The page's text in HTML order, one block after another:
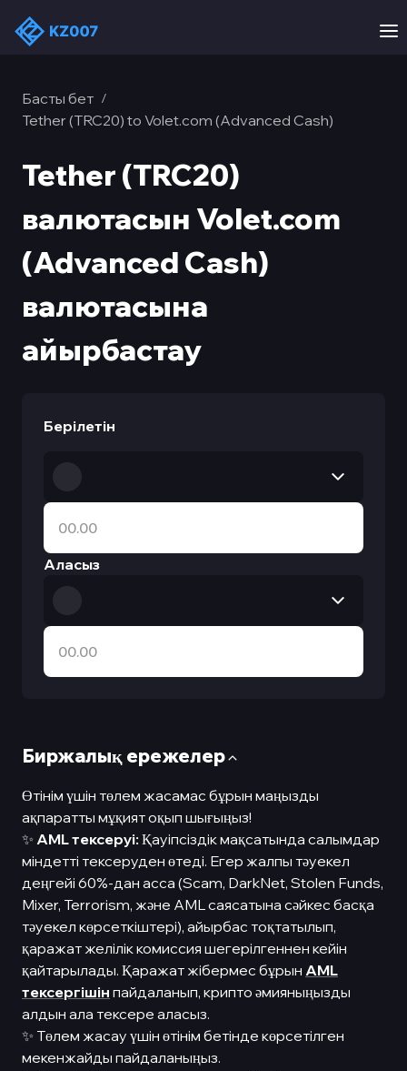
Басты бет /
Tether (TRC20) to Volet.com (Advanced Cash)
Tether (TRC20)
валютасын Volet.com
(Advanced Cash)
валютасына
айырбастау
Биржалық ережелер
Өтінім үшін төлем жасамас бұрын маңызды
ақпаратты мұқият оқып шығыңыз!
✨ AML тексеруі: Қауіпсіздік мақсатында салымдар
міндетті тексеруден өтеді. Егер жалпы тәуекел
деңгейі 60%-дан асса (Scam, DarkNet, Stolen Funds,
Mixer, Terrorism, және AML саясатына сәйкес басқа
тәуекел көрсеткіштері), айырбас тоқтатылып,
қаражат желілік комиссия шегерілгеннен кейін
қайтарылады. Қаражат жібермес бұрын AML
тексергішін пайдаланып, крипто әмияныңызды
алдын ала тексере аласыз.
✨ Төлем жасау үшін өтінім бетінде көрсетілген
мекенжайды пайдаланыңыз.
Берілетін
Аласыз